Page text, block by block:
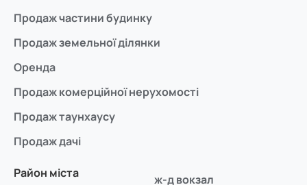
Продаж частини будинку
Продаж земельної ділянки
Оренда
Продаж комерційної нерухомості
Продаж таунхаусу
Продаж дачі
Район міста
ж-д вокзал